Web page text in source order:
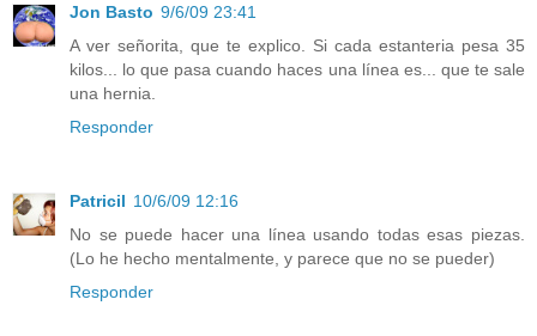
Jon Basto 9/6/09 23:41
A ver señorita, que te explico. Si cada estanteria pesa 35
kilos... lo que pasa cuando haces una línea es... que te sale
una hernia.
Responder
Patricil 10/6/09 12:16
No se puede hacer una línea usando todas esas piezas.
(Lo he hecho mentalmente, y parece que no se pueder)
Responder